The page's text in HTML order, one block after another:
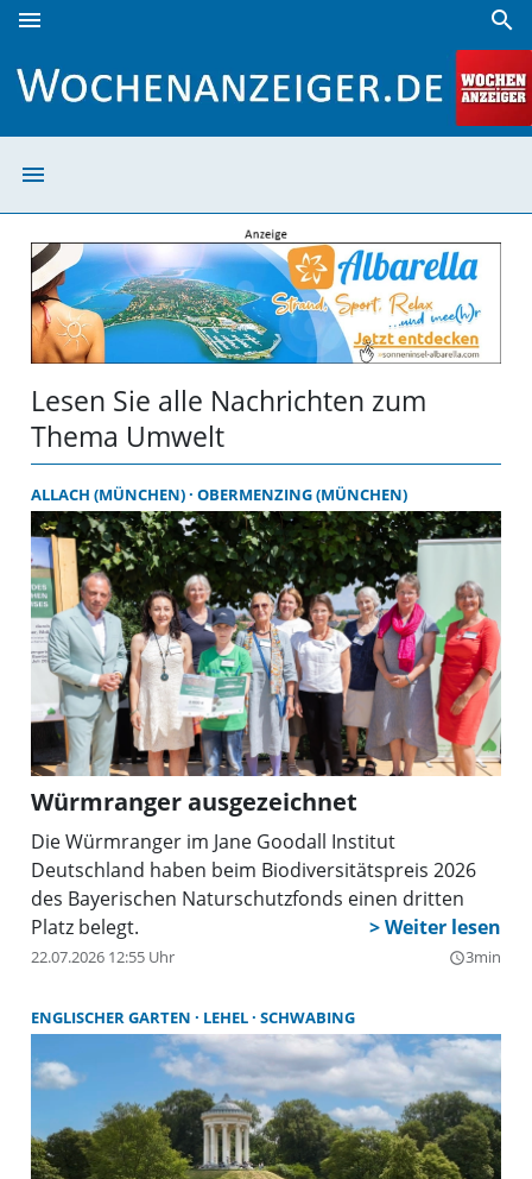
menu search
menu
Lesen Sie alle Nachrichten zum
Thema Umwelt
ALLACH (MÜNCHEN) OBERMENZING (MÜNCHEN)
Würmranger ausgezeichnet
Die Würmranger im Jane Goodall Institut
Deutschland haben beim Biodiversitätspreis 2026
des Bayerischen Naturschutzfonds einen dritten
Platz belegt.
22.07.2026 12:55 Uhr query_builder3min
ENGLISCHER GARTEN LEHEL SCHWABING